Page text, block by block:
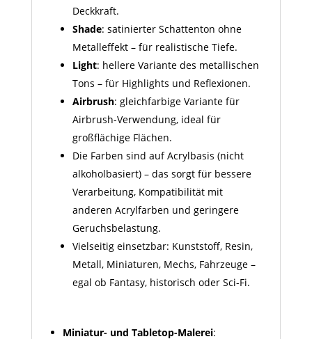
Deckkraft.
Shade: satinierter Schattenton ohne
Metall­effekt – für realistische Tiefe.
Light: hellere Variante des metallischen
Tons – für Highlights und Reflexionen.
Airbrush: gleichfarbige Variante für
Airbrush-Verwendung, ideal für
großflächige Flächen.
Die Farben sind auf Acrylbasis (nicht
alkoholbasiert) – das sorgt für bessere
Verarbeitung, Kompatibilität mit
anderen Acrylfarben und geringere
Geruchsbelastung.
Vielseitig einsetzbar: Kunststoff, Resin,
Metall, Miniaturen, Mechs, Fahrzeuge –
egal ob Fantasy, historisch oder Sci-Fi.
Miniatur- und Tabletop-Malerei: